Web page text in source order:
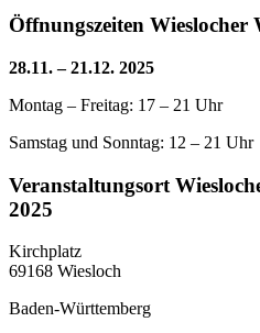
Öffnungszeiten Wieslocher
28.11. – 21.12. 2025
Montag – Freitag: 17 – 21 Uhr
Samstag und Sonntag: 12 – 21 Uhr
Veranstaltungsort
2025
Kirchplatz
69168 Wiesloch
Baden-Württemberg